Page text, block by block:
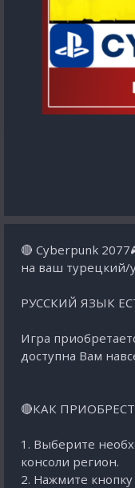
🔴 Cyberpunk
на ваш турецкий/
РУССКИЙ ЯЗЫК
Игра
доступна Вам
🔴КАК
1. Выберите
консоли регион.
2. Нажмите